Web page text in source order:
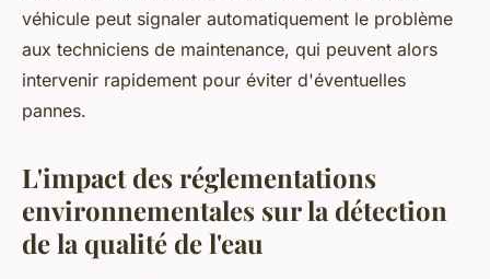
véhicule peut signaler automatiquement le problème
aux techniciens de maintenance, qui peuvent alors
intervenir rapidement pour éviter d'éventuelles
pannes.
L'impact des réglementations
environnementales sur la détection
de la qualité de l'eau